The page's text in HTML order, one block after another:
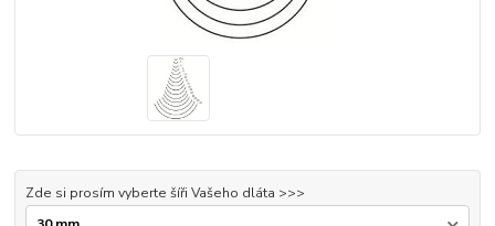
Zde si prosím vyberte šíři Vašeho dláta >>>